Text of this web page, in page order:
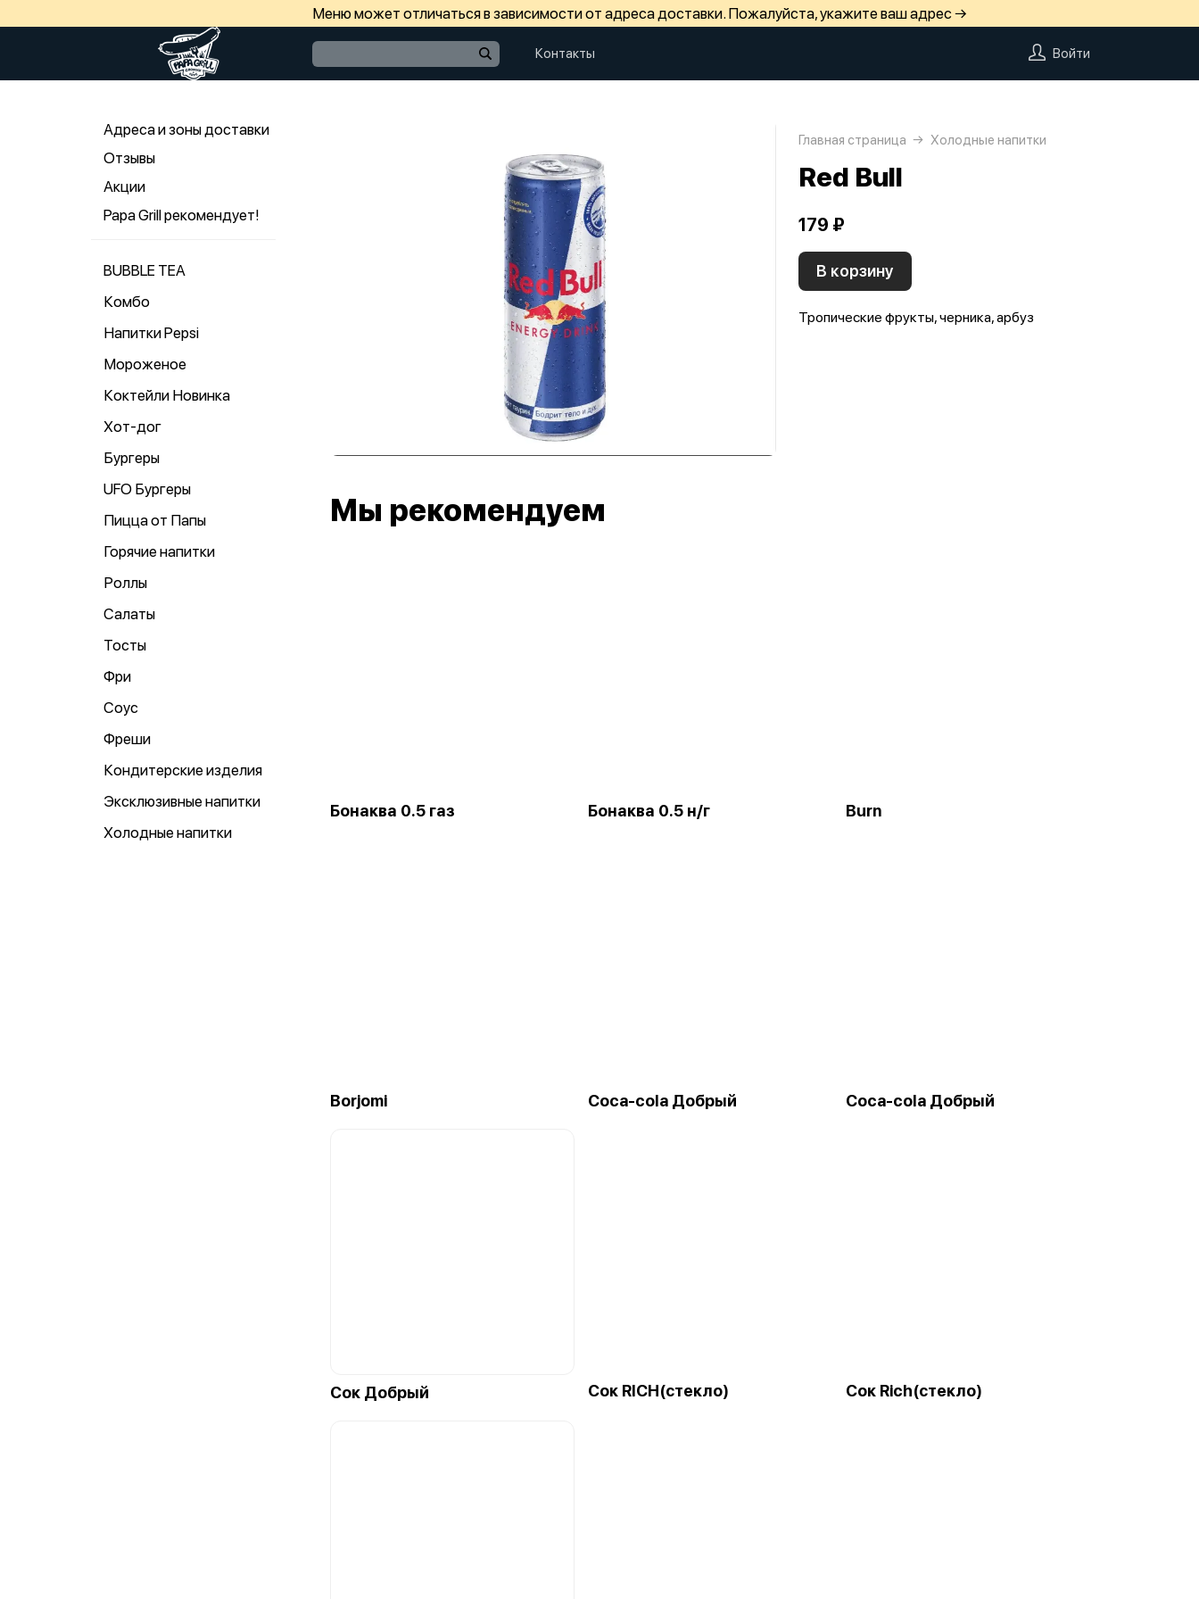
Меню может отличаться в зависимости от адреса доставки. Пожалуйста, укажите ваш адрес →
Контакты Войти
Адреса и зоны доставки
Отзывы
Акции
Papa Grill рекомендует!
BUBBLE TEA
Комбо
Напитки Pepsi
Мороженое
Коктейли Новинка
Хот-дог
Бургеры
UFO Бургеры
Пицца от Папы
Горячие напитки
Роллы
Салаты
Тосты
Фри
Соус
Фреши
Кондитерские изделия
Эксклюзивные напитки
Холодные напитки
Главная страница Холодные напитки
Red Bull
179 ₽
В корзину
Тропические фрукты, черника, арбуз
Мы рекомендуем
Бонаква 0.5 газ Бонаква 0.5 н/г Burn
Borjomi Coca-cola Добрый Coca-cola Добрый
Сок Добрый Сок RICH(стекло) Сок Rich(стекло)